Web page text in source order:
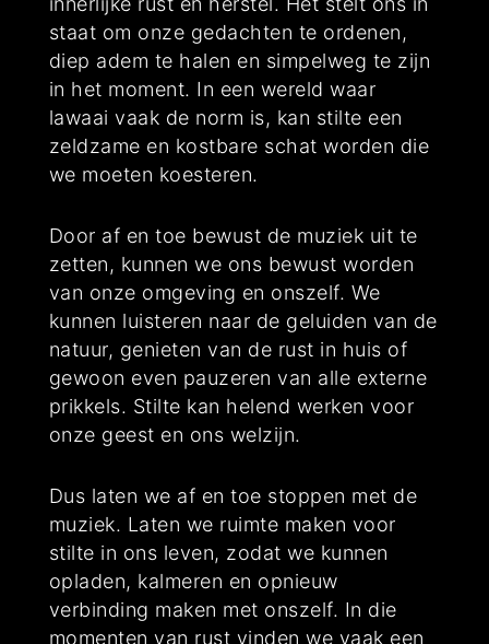
staat om onze gedachten te ordenen,
diep adem te halen en simpelweg te zijn
in het moment. In een wereld waar
lawaai vaak de norm is, kan stilte een
zeldzame en kostbare schat worden die
we moeten koesteren.
Door af en toe bewust de muziek uit te
zetten, kunnen we ons bewust worden
van onze omgeving en onszelf. We
kunnen luisteren naar de geluiden van de
natuur, genieten van de rust in huis of
gewoon even pauzeren van alle externe
prikkels. Stilte kan helend werken voor
onze geest en ons welzijn.
Dus laten we af en toe stoppen met de
muziek. Laten we ruimte maken voor
stilte in ons leven, zodat we kunnen
opladen, kalmeren en opnieuw
verbinding maken met onszelf. In die
momenten van rust vinden we vaak een